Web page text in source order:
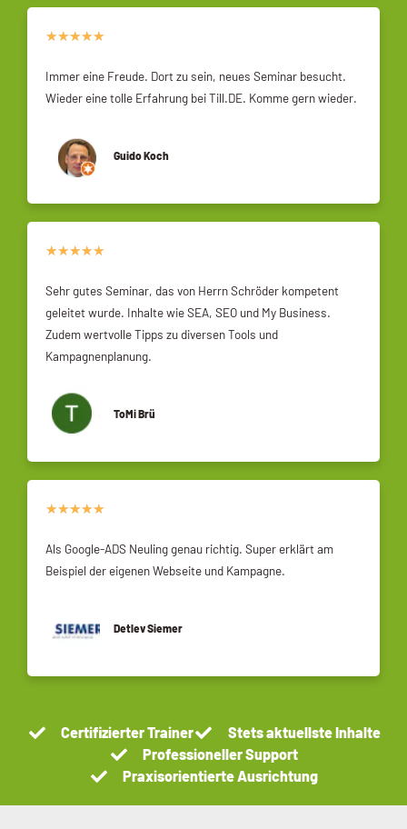
★★★★★
Immer eine Freude. Dort zu sein, neues Seminar besucht.
Wieder eine tolle Erfahrung bei Till.DE. Komme gern wieder.
Guido Koch
★★★★★
Sehr gutes Seminar, das von Herrn Schröder kompetent
geleitet wurde. Inhalte wie SEA, SEO und My Business.
Zudem wertvolle Tipps zu diversen Tools und
Kampagnenplanung.
ToMi Brü
★★★★★
Als Google-ADS Neuling genau richtig. Super erklärt am
Beispiel der eigenen Webseite und Kampagne.
Detlev Siemer
Certifizierter Trainer
Stets aktuellste Inhalte
Professioneller Support
Praxisorientierte Ausrichtung